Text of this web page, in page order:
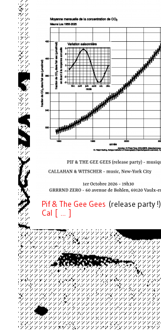
Pif& The Gee Gees (release party !)
Cal [ ... ]